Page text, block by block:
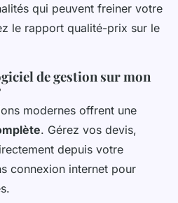
qui peuvent freiner votre
le rapport qualité-prix sur le
de gestion sur mon
modernes offrent une
. Gérez vos devis,
depuis votre
connexion internet pour